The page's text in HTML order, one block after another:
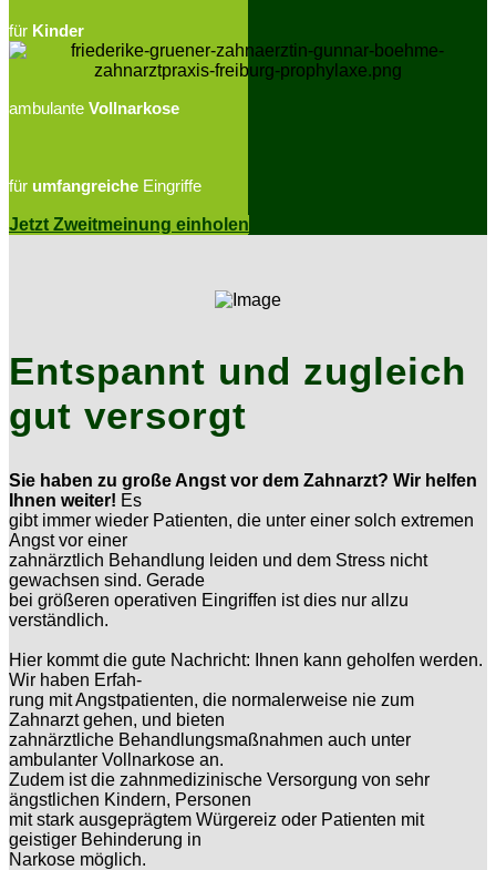
für Kinder
ambulante Vollnarkose
für umfangreiche Eingriffe
Jetzt Zweitmeinung einholen
Entspannt und zugleich
gut versorgt
Sie haben zu große Angst vor dem Zahnarzt? Wir helfen
Ihnen weiter! Es
gibt immer wieder Patienten, die unter einer solch extremen
Angst vor einer
zahnärztlich Behandlung leiden und dem Stress nicht
gewachsen sind. Gerade
bei größeren operativen Eingriffen ist dies nur allzu
verständlich.
Hier kommt die gute Nachricht: Ihnen kann geholfen werden.
Wir haben Erfah-
rung mit Angstpatienten, die normalerweise nie zum
Zahnarzt gehen, und bieten
zahnärztliche Behandlungsmaßnahmen auch unter
ambulanter Vollnarkose an.
Zudem ist die zahnmedizinische Versorgung von sehr
ängstlichen Kindern, Personen
mit stark ausgeprägtem Würgereiz oder Patienten mit
geistiger Behinderung in
Narkose möglich.